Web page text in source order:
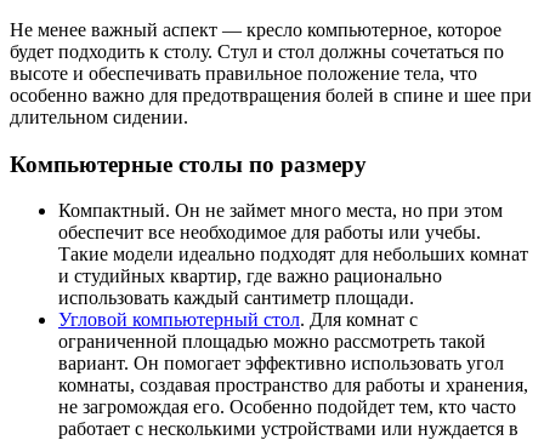
Не менее важный аспект — кресло компьютерное, которое
будет подходить к столу. Стул и стол должны сочетаться по
высоте и обеспечивать правильное положение тела, что
особенно важно для предотвращения болей в спине и шее при
длительном сидении.
Компьютерные столы по размеру
Компактный. Он не займет много места, но при этом
обеспечит все необходимое для работы или учебы.
Такие модели идеально подходят для небольших комнат
и студийных квартир, где важно рационально
использовать каждый сантиметр площади.
Угловой компьютерный стол. Для комнат с
ограниченной площадью можно рассмотреть такой
вариант. Он помогает эффективно использовать угол
комнаты, создавая пространство для работы и хранения,
не загромождая его. Особенно подойдет тем, кто часто
работает с несколькими устройствами или нуждается в